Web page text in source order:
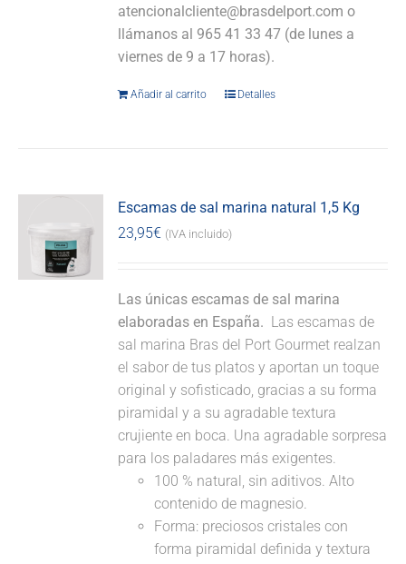
atencionalcliente@brasdelport.com o
llámanos al 965 41 33 47 (de lunes a
viernes de 9 a 17 horas).
Añadir al carrito Detalles
Escamas de sal marina natural 1,5 Kg
23,95€ (IVA incluido)
Las únicas escamas de sal marina
elaboradas en España. Las escamas de
sal marina Bras del Port Gourmet realzan
el sabor de tus platos y aportan un toque
original y sofisticado, gracias a su forma
piramidal y a su agradable textura
crujiente en boca. Una agradable sorpresa
para los paladares más exigentes.
100 % natural, sin aditivos. Alto
contenido de magnesio.
Forma: preciosos cristales con
forma piramidal definida y textura